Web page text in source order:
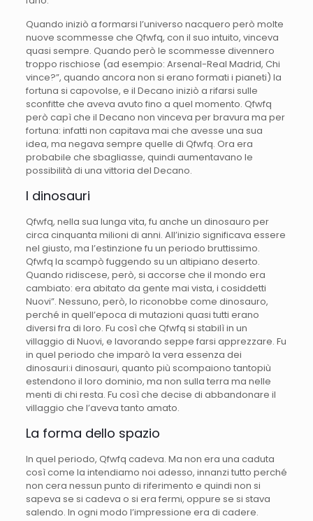
Quando iniziò a formarsi l’universo nacquero però molte
nuove scommesse che Qfwfq, con il suo intuito, vinceva
quasi sempre. Quando però le scommesse divennero
troppo rischiose (ad esempio: Arsenal-Real Madrid, Chi
vince?”, quando ancora non si erano formati i pianeti) la
fortuna si capovolse, e il Decano iniziò a rifarsi sulle
sconfitte che aveva avuto fino a quel momento. Qfwfq
però capì che il Decano non vinceva per bravura ma per
fortuna: infatti non capitava mai che avesse una sua
idea, ma negava sempre quelle di Qfwfq. Ora era
probabile che sbagliasse, quindi aumentavano le
possibilità di una vittoria del Decano.
I dinosauri
Qfwfq, nella sua lunga vita, fu anche un dinosauro per
circa cinquanta milioni di anni. All’inizio significava essere
nel giusto, ma l’estinzione fu un periodo bruttissimo.
Qfwfq la scampò fuggendo su un altipiano deserto.
Quando ridiscese, però, si accorse che il mondo era
cambiato: era abitato da gente mai vista, i cosiddetti
Nuovi”. Nessuno, però, lo riconobbe come dinosauro,
perché in quell’epoca di mutazioni quasi tutti erano
diversi fra di loro. Fu così che Qfwfq si stabilì in un
villaggio di Nuovi, e lavorando seppe farsi apprezzare. Fu
in quel periodo che imparò la vera essenza dei
dinosauri:i dinosauri, quanto più scompaiono tantopiù
estendono il loro dominio, ma non sulla terra ma nelle
menti di chi resta. Fu così che decise di abbandonare il
villaggio che l’aveva tanto amato.
La forma dello spazio
In quel periodo, Qfwfq cadeva. Ma non era una caduta
così come la intendiamo noi adesso, innanzi tutto perché
non cera nessun punto di riferimento e quindi non si
sapeva se si cadeva o si era fermi, oppure se si stava
salendo. In ogni modo l’impressione era di cadere.